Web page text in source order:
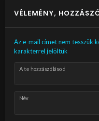
VÉLEMÉNY,
Az e-mail címet nem tesszük
karakterrel jelöltük
A te hozzászólásod
Név